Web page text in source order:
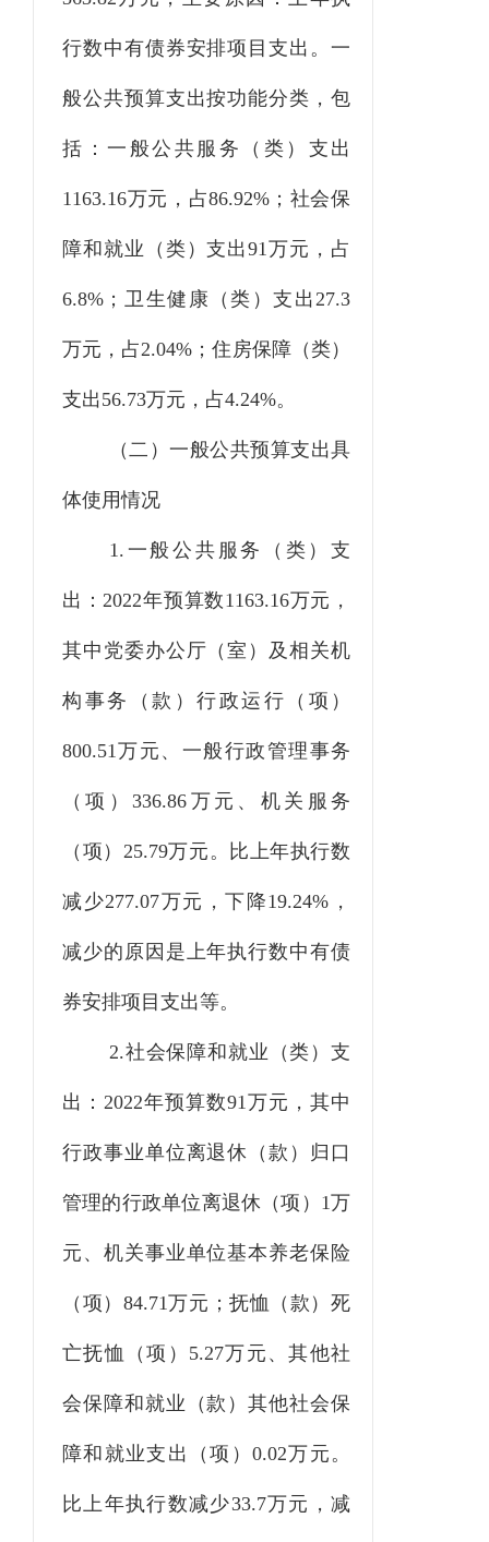
行数中有债券安排项目支出。一
般公共预算支出按功能分类，包
括：一般公共服务（类）支出
1163.16万元，占86.92%；社会保
障和就业（类）支出91万元，占
6.8%；卫生健康（类）支出27.3
万元，占2.04%；住房保障（类）
支出56.73万元，占4.24%。
（二）一般公共预算支出具
体使用情况
1.一般公共服务（类）支
出：2022年预算数1163.16万元，
其中党委办公厅（室）及相关机
构事务（款）行政运行（项）
800.51万元、一般行政管理事务
（项）336.86万元、机关服务
（项）25.79万元。比上年执行数
减少277.07万元，下降19.24%，
减少的原因是上年执行数中有债
券安排项目支出等。
2.社会保障和就业（类）支
出：2022年预算数91万元，其中
行政事业单位离退休（款）归口
管理的行政单位离退休（项）1万
元、机关事业单位基本养老保险
（项）84.71万元；抚恤（款）死
亡抚恤（项）5.27万元、其他社
会保障和就业（款）其他社会保
障和就业支出（项）0.02万元。
比上年执行数减少33.7万元，减